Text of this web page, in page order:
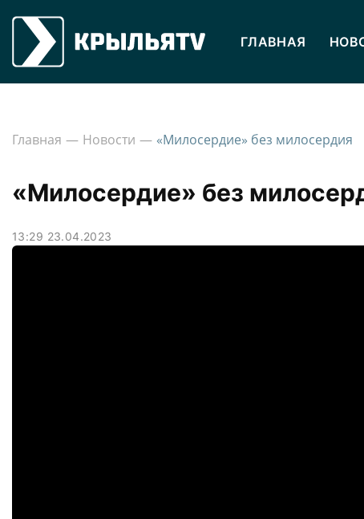
ГЛАВНАЯ
Главная Новости «Милосердие» без милосердия
«Милосердие» без
13:29 23.04.2023